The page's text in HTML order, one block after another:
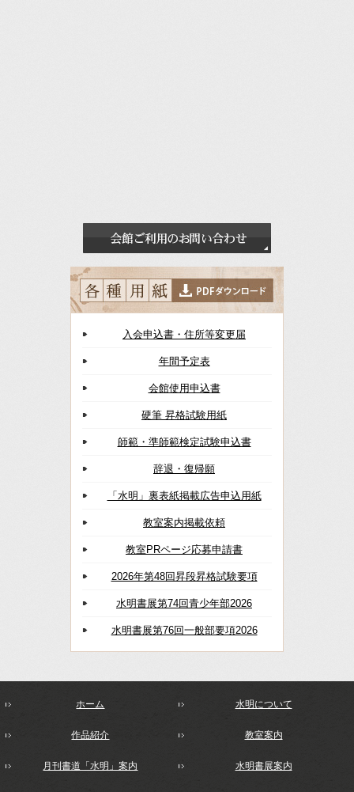
入会申込書・住所等変更届
年間予定表
会館使用申込書
硬筆 昇格試験用紙
師範・準師範検定試験申込書
辞退・復帰願
「水明」裏表紙掲載広告申込用紙
教室案内掲載依頼
教室PRページ応募申請書
2026年第48回昇段昇格試験要項
水明書展第74回青少年部2026
水明書展第76回一般部要項2026
ホーム 水明について
作品紹介 教室案内
月刊書道「水明」案内 水明書展案内